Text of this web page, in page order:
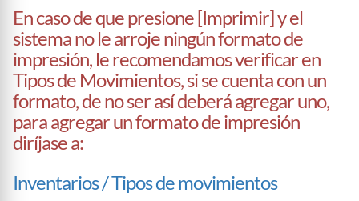
En caso de que presione [Imprimir] y el
sistema no le arroje ningún formato de
impresión, le recomendamos verificar en
Tipos de Movimientos, si se cuenta con un
formato, de no ser así deberá agregar uno,
para agregar un formato de impresión
diríjase a:
Inventarios / Tipos de movimientos